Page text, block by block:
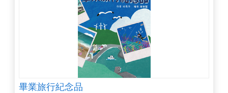
畢業旅行紀念品